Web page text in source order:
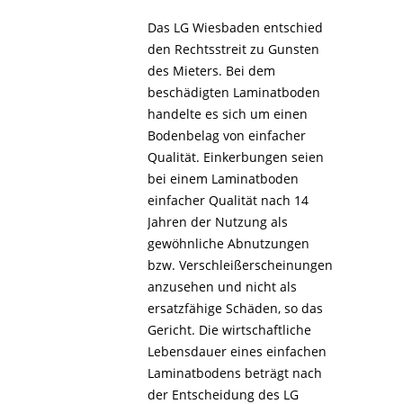
Das LG Wiesbaden entschied
den Rechtsstreit zu Gunsten
des Mieters. Bei dem
beschädigten Laminatboden
handelte es sich um einen
Bodenbelag von einfacher
Qualität. Einkerbungen seien
bei einem Laminatboden
einfacher Qualität nach 14
Jahren der Nutzung als
gewöhnliche Abnutzungen
bzw. Verschleißerscheinungen
anzusehen und nicht als
ersatzfähige Schäden, so das
Gericht. Die wirtschaftliche
Lebensdauer eines einfachen
Laminatbodens beträgt nach
der Entscheidung des LG